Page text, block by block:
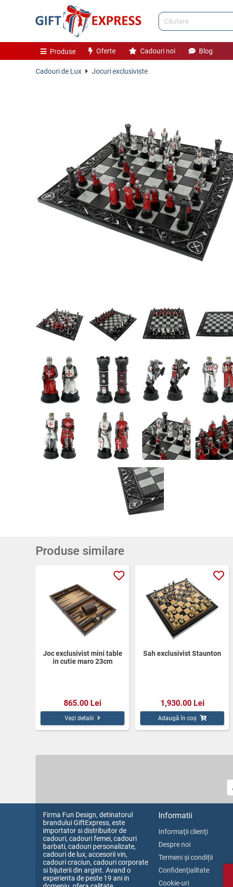
Produse Oferte Cadouri noi Blog
Cadouri de Lux Jocuri exclusiviste
Produse similare
Joc exclusivist mini table
in cutie maro 23cm
865.00 Lei
Vezi detalii
Sah exclusivist Staunton
1,930.00 Lei
Adaugă în coș
Firma Fun Design, detinatorul
brandului GiftExpress, este
importator si distribuitor de
cadouri, cadouri femei, cadouri
barbati, cadouri personalizate,
cadouri de lux, accesorii vin,
cadouri craciun, cadouri corporate
si bijuterii din argint. Avand o
experienta de peste 19 ani in
Informatii
Informaţii clienţi
Despre noi
Termeni și condiții
Confidenţialitate
Cookie-uri